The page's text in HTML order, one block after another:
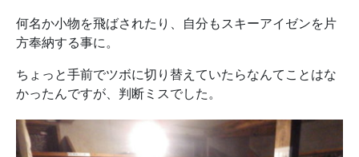
何名か小物を飛ばされたり、自分もスキーアイゼンを片
方奉納する事に。
ちょっと手前でツボに切り替えていたらなんてことはな
かったんですが、判断ミスでした。